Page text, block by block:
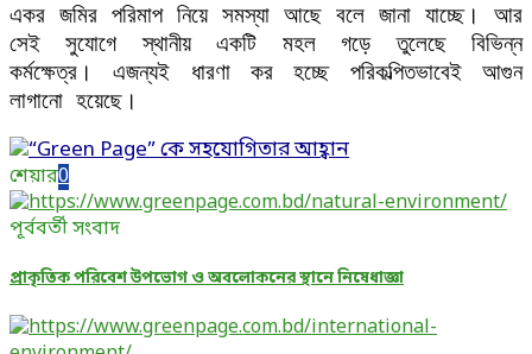
একর জমির পরিমাপ নিয়ে সমস্যা আছে বলে জানা যাচ্ছে। আর
সেই সুযোগে স্থানীয় একটি মহল গড়ে তুলেছে বিভিন্ন
কর্মক্ষেত্র। এজন্যই ধারণা কর হচ্ছে পরিকল্পিতভাবেই আগুন
লাগানো হয়েছে।
শেয়ার0
পূর্ববর্তী সংবাদ
প্রাকৃতিক পরিবেশ উপভোগ ও অবলোকনের স্থানে নিষেধাজ্ঞা